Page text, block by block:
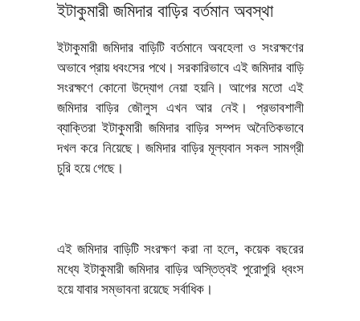
ইটাকুমারী জমিদার বাড়ির বর্তমান অবস্থা
ইটাকুমারী জমিদার বাড়িটি বর্তমানে অবহেলা ও সংরক্ষণের
অভাবে প্রায় ধবংসের পথে। সরকারিভাবে এই জমিদার বাড়ি
সংরক্ষণে কোনো উদ্যোগ নেয়া হয়নি। আগের মতো এই
জমিদার বাড়ির জৌলুস এখন আর নেই। প্রভাবশালী
ব্যাক্তিরা ইটাকুমারী জমিদার বাড়ির সম্পদ অনৈতিকভাবে
দখল করে নিয়েছে। জমিদার বাড়ির মূল্যবান সকল সামগ্রী
চুরি হয়ে গেছে।
এই জমিদার বাড়িটি সংরক্ষণ করা না হলে, কয়েক বছরের
মধ্যে ইটাকুমারী জমিদার বাড়ির অস্তিত্বই পুরোপুরি ধ্বংস
হয়ে যাবার সম্ভাবনা রয়েছে সর্বাধিক।